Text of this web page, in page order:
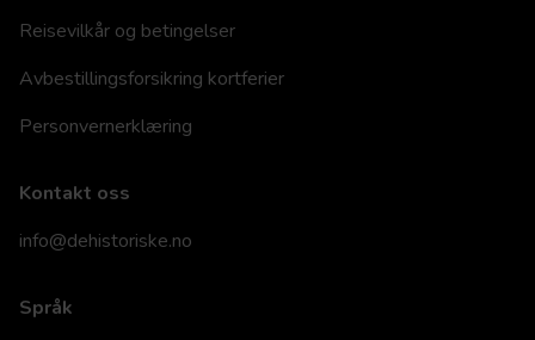
Reisevilkår og betingelser
Avbestillingsforsikring kortferier
Personvernerklæring
Kontakt oss
info@dehistoriske.no
Språk